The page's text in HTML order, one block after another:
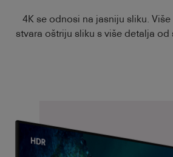
4K se odnosi na jasniju sliku.
stvara oštriju sliku s više detalja od